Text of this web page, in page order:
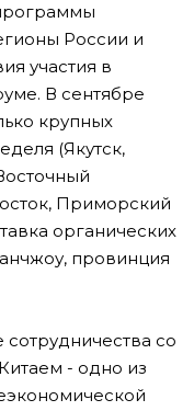
России и
участия в
В сентябре
крупных
(Якутск,
Приморский
органических
провинция
со
- одно из